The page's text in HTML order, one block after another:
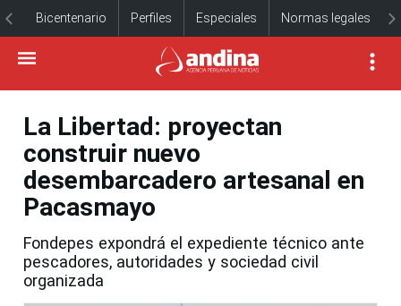
Bicentenario Perfiles Especiales Normas legales
La Libertad: proyectan
construir nuevo
desembarcadero artesanal en
Pacasmayo
Fondepes expondrá el expediente técnico ante
pescadores, autoridades y sociedad civil
organizada